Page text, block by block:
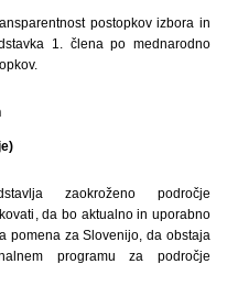
postopkov izbora in
1. člena po mednarodno
zaokroženo področje
da bo aktualno in uporabno
pomena za Slovenijo, da obstaja
programu za področje